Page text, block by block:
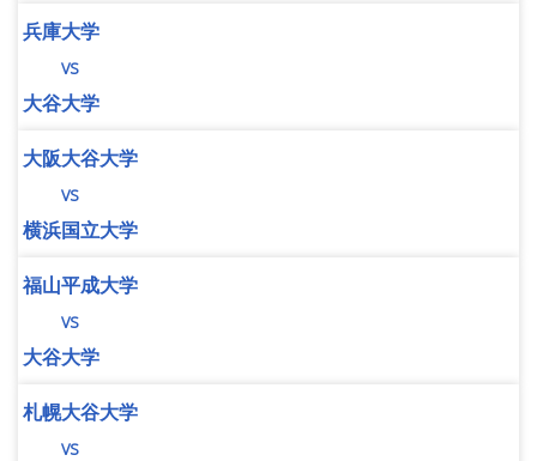
兵庫大学
vs
大谷大学
大阪大谷大学
vs
横浜国立大学
福山平成大学
vs
大谷大学
札幌大谷大学
vs